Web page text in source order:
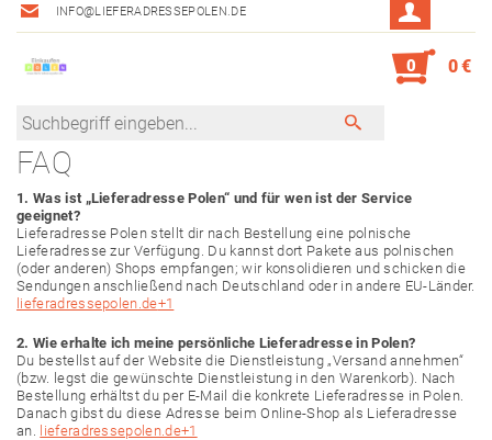
INFO@LIEFERADRESSEPOLEN.DE
0 0 €
FAQ
1. Was ist „Lieferadresse Polen“ und für wen ist der Service
geeignet?
Lieferadresse Polen stellt dir nach Bestellung eine polnische
Lieferadresse zur Verfügung. Du kannst dort Pakete aus polnischen
(oder anderen) Shops empfangen; wir konsolidieren und schicken die
Sendungen anschließend nach Deutschland oder in andere EU-Länder.
lieferadressepolen.de+1
2. Wie erhalte ich meine persönliche Lieferadresse in Polen?
Du bestellst auf der Website die Dienstleistung „Versand annehmen“
(bzw. legst die gewünschte Dienstleistung in den Warenkorb). Nach
Bestellung erhältst du per E-Mail die konkrete Lieferadresse in Polen.
Danach gibst du diese Adresse beim Online-Shop als Lieferadresse
an. lieferadressepolen.de+1